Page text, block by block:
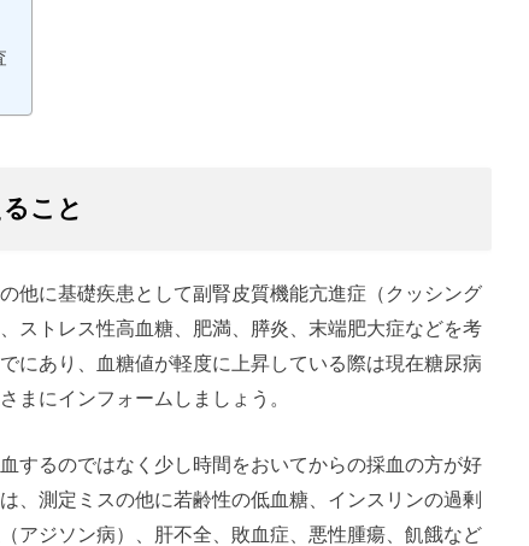
こと
他に基礎疾患として副腎皮質機能亢進症（クッシング
ストレス性高血糖、肥満、膵炎、末端肥大症などを考
にあり、血糖値が軽度に上昇している際は現在糖尿病
まにインフォームしましょう。
するのではなく少し時間をおいてからの採血の方が好
、測定ミスの他に若齢性の低血糖、インスリンの過剰
アジソン病）、肝不全、敗血症、悪性腫瘍、飢餓など